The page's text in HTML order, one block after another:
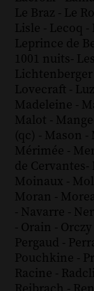
Le Braz - Le
Lisle - Lecoq -
Leprince de
1001 nuits-
Lichtenberger
Lovecraft -
Madeleine -
Malot -
(qc) - Mason -
Mérimée -
de Cervantes-
Moinaux -
Moran -
- Navarre -
- Orain - Orczy
Pergaud -
Pouchkine -
Racine -